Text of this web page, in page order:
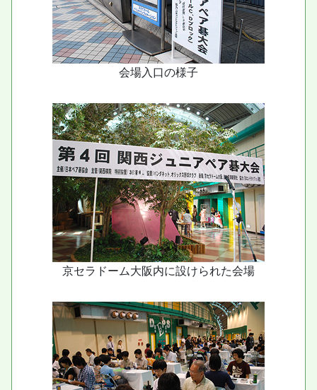
会場入口の様子
京セラドーム大阪内に設けられた会場